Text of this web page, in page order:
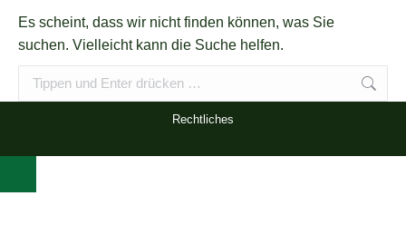
Es scheint, dass wir nicht finden können, was Sie
suchen. Vielleicht kann die Suche helfen.
Search:
Rechtliches